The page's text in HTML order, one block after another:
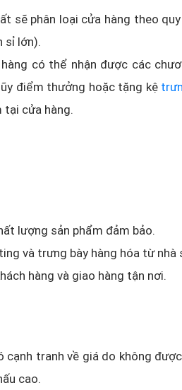
sẽ phân loại cửa hàng theo
sỉ lớn).
có thể nhận được các
điểm thưởng hoặc tặng kệ
tại cửa hàng.
lượng sản phẩm đảm bảo.
và trưng bày hàng hóa từ nhà
hàng và giao hàng tận nơi.
cạnh tranh về giá do không
cao.